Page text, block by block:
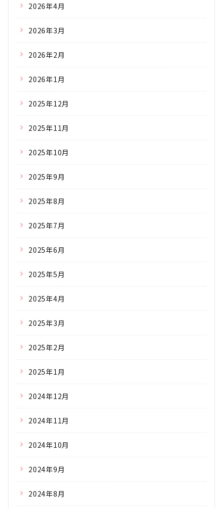
2026年4月
2026年3月
2026年2月
2026年1月
2025年12月
2025年11月
2025年10月
2025年9月
2025年8月
2025年7月
2025年6月
2025年5月
2025年4月
2025年3月
2025年2月
2025年1月
2024年12月
2024年11月
2024年10月
2024年9月
2024年8月